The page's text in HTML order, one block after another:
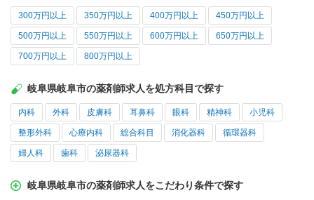
300万円以上 350万円以上 400万円以上 450万円以上
500万円以上 550万円以上 600万円以上 650万円以上
700万円以上 800万円以上
岐阜県岐阜市の薬剤師求人を処方科目で探す
内科 外科 皮膚科 耳鼻科 眼科 精神科 小児科
整形外科 心療内科 総合科目 消化器科 循環器科
婦人科 歯科 泌尿器科
岐阜県岐阜市の薬剤師求人をこだわり条件で探す